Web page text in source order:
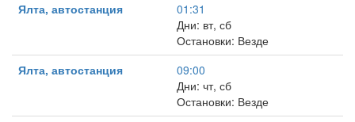
Ялта, автостанция
01:31
Дни: вт, сб
Остановки: Везде
Ялта, автостанция
09:00
Дни: чт, сб
Остановки: Везде